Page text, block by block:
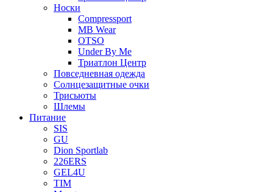
Носки
Compressport
MB Wear
OTSO
Under By Me
Триатлон Центр
Повседневная одежда
Солнцезащитные очки
Трисьюты
Шлемы
Питание
SIS
GU
Dion Sportlab
226ERS
GEL4U
TIM